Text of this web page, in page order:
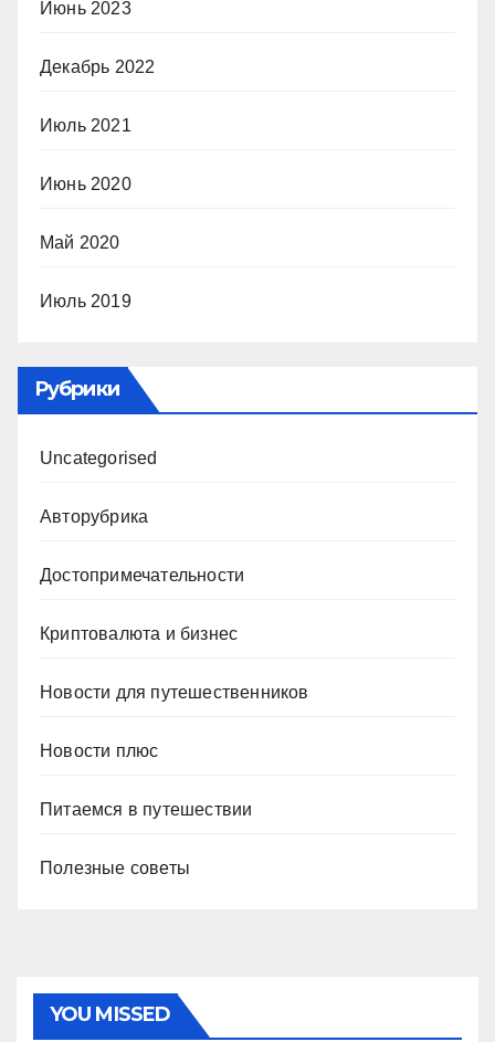
Июнь 2023
Декабрь 2022
Июль 2021
Июнь 2020
Май 2020
Июль 2019
Рубрики
Uncategorised
Авторубрика
Достопримечательности
Криптовалюта и бизнес
Новости для путешественников
Новости плюс
Питаемся в путешествии
Полезные советы
YOU MISSED